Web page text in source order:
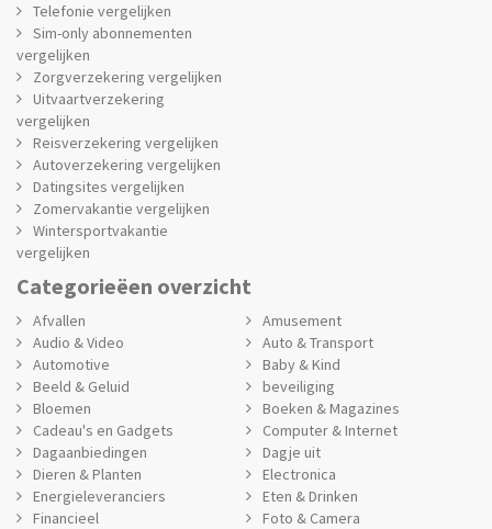
Telefonie vergelijken
Sim-only abonnementen
vergelijken
Zorgverzekering vergelijken
Uitvaartverzekering
vergelijken
Reisverzekering vergelijken
Autoverzekering vergelijken
Datingsites vergelijken
Zomervakantie vergelijken
Wintersportvakantie
vergelijken
Categorieëen overzicht
Afvallen
Amusement
Audio & Video
Auto & Transport
Automotive
Baby & Kind
Beeld & Geluid
beveiliging
Bloemen
Boeken & Magazines
Cadeau's en Gadgets
Computer & Internet
Dagaanbiedingen
Dagje uit
Dieren & Planten
Electronica
Energieleveranciers
Eten & Drinken
Financieel
Foto & Camera